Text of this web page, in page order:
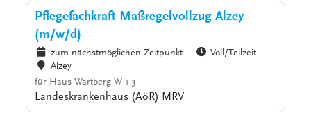
Pflegefachkraft Maßregelvollzug Alzey
(m/w/d)
zum nächstmöglichen Zeitpunkt
Voll/Teilzeit
Alzey
für Haus Wartberg W 1-3
Landeskrankenhaus (AöR) MRV